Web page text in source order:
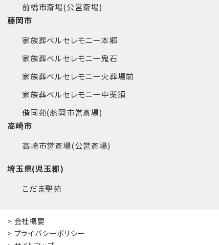
前橋市斎場(公営斎場)
藤岡市
家族葬ベルセレモニー本郷
家族葬ベルセレモニー鬼石
家族葬ベルセレモニー火葬場前
家族葬ベルセレモニー中栗須
偕同苑(藤岡市営斎場)
高崎市
高崎市営斎場(公営斎場)
埼玉県(児玉郡)
こだま聖苑
> 会社概要
> プライバシーポリシー